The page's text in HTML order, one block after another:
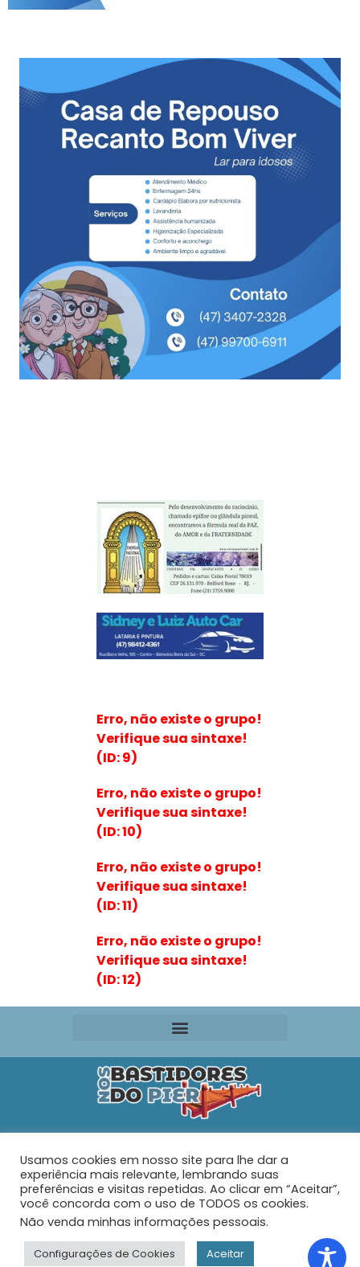
Erro, não existe o grupo!
Verifique sua sintaxe!
(ID: 9)
Erro, não existe o grupo!
Verifique sua sintaxe!
(ID: 10)
Erro, não existe o grupo!
Verifique sua sintaxe!
(ID: 11)
Erro, não existe o grupo!
Verifique sua sintaxe!
(ID: 12)
Rua Maria de Souza Santos Nº 159 – AP 401 –
Tabuleiro – Barra Velha – SC
© 2026 - Nos Bastidores do Pier - Todos os direitos
reservados.
Desenvolvido com muito ♥ por
Web Joinville Agência Digital
Usamos cookies em nosso site para lhe dar a
experiência mais relevante, lembrando suas
preferências e visitas repetidas. Ao clicar em “Aceitar”,
você concorda com o uso de TODOS os cookies.
Não venda minhas informações pessoais.
Configurações de Cookies Aceitar